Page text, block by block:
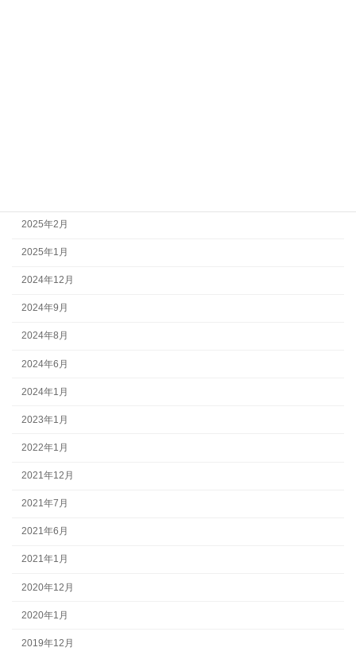
2025年2月
2025年1月
2024年12月
2024年9月
2024年8月
2024年6月
2024年1月
2023年1月
2022年1月
2021年12月
2021年7月
2021年6月
2021年1月
2020年12月
2020年1月
2019年12月